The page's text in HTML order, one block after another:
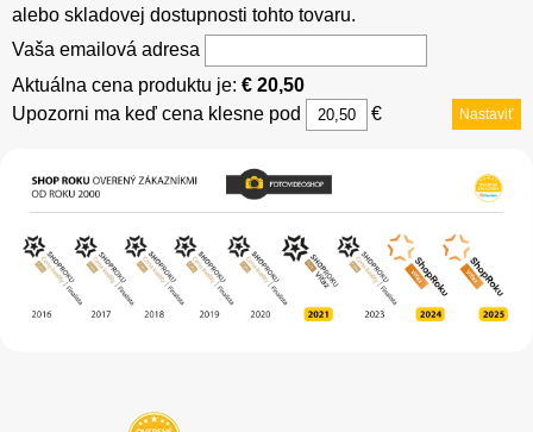
alebo skladovej dostupnosti tohto tovaru.
Vaša emailová adresa
Aktuálna cena produktu je: € 20,50
Upozorni ma keď cena klesne pod
€ Nastaviť